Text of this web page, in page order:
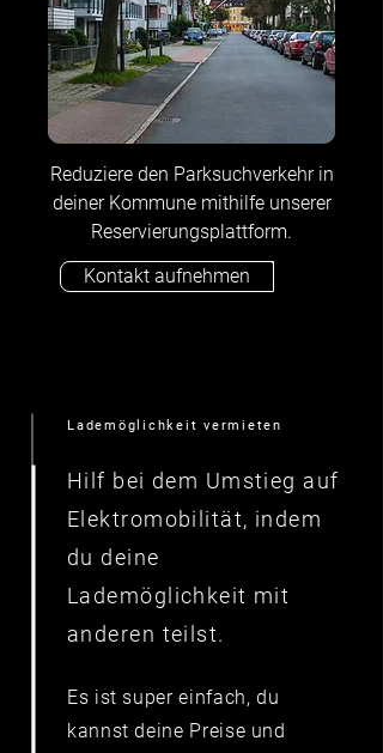
Reduziere den Parksuchverkehr in
deiner Kommune mithilfe unserer
Reservierungsplattform.
Kontakt aufnehmen
Lademöglichkeit vermieten
Hilf bei dem Umstieg auf
Elektromobilität, indem
du deine
Lademöglichkeit mit
anderen teilst.
Es ist super einfach, du
kannst deine Preise und